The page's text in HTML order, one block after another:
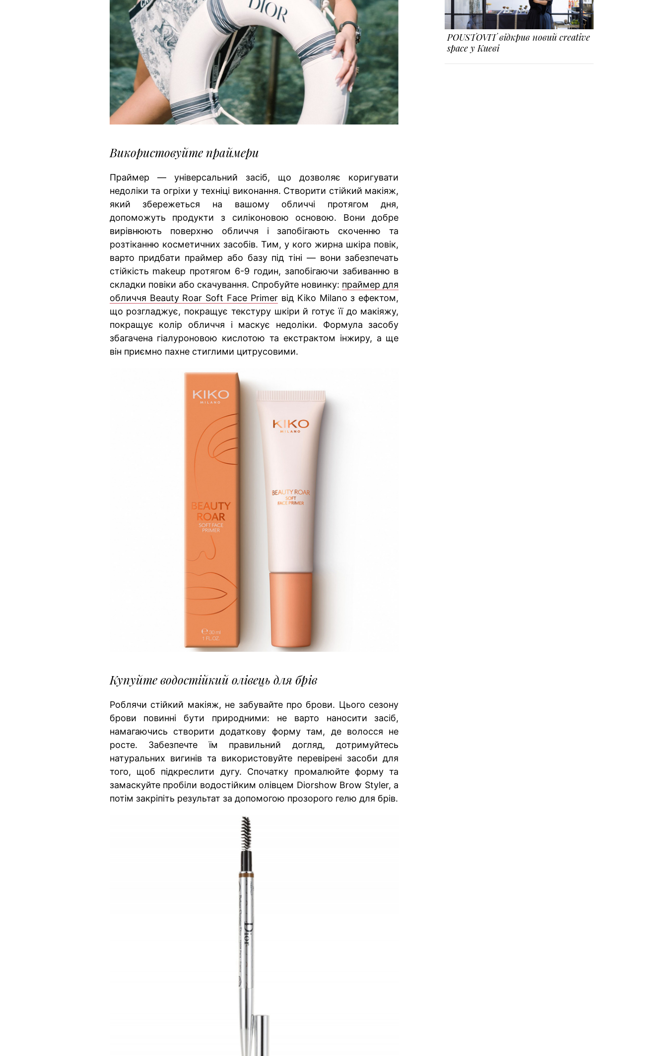
Використовуйте праймери
Праймер — універсальний засіб, що дозволяє коригувати
недоліки та огріхи у техніці виконання. Створити стійкий макіяж,
який збережеться на вашому обличчі протягом дня,
допоможуть продукти з силіконовою основою. Вони добре
вирівнюють поверхню обличчя і запобігають скоченню та
розтіканню косметичних засобів. Тим, у кого жирна шкіра повік,
варто придбати праймер або базу під тіні — вони забезпечать
стійкість makeup протягом 6-9 годин, запобігаючи забиванню в
складки повіки або скачування. Спробуйте новинку: праймер для
обличчя Beauty Roar Soft Face Primer від Kiko Milano з ефектом,
що розгладжує, покращує текстуру шкіри й готує її до макіяжу,
покращує колір обличчя і маскує недоліки. Формула засобу
збагачена гіалуроновою кислотою та екстрактом інжиру, а ще
він приємно пахне стиглими цитрусовими.
Купуйте водостійкий олівець для брів
Роблячи стійкий макіяж, не забувайте про брови. Цього сезону
брови повинні бути природними: не варто наносити засіб,
намагаючись створити додаткову форму там, де волосся не
росте. Забезпечте їм правильний догляд, дотримуйтесь
натуральних вигинів та використовуйте перевірені засоби для
того, щоб підкреслити дугу. Спочатку промалюйте форму та
замаскуйте пробіли водостійким олівцем Diorshow Brow Styler, а
потім закріпіть результат за допомогою прозорого гелю для брів.
POUSTOVIT відкрив новий creative
space у Києві